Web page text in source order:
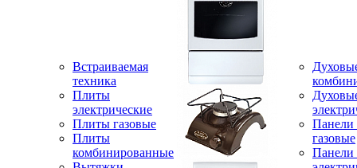
Встраиваемая
техника
Плиты
электрические
Плиты газовые
Плиты
комбинированные
Панели
газовые
Панели